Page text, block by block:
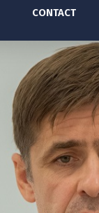
CONTACT